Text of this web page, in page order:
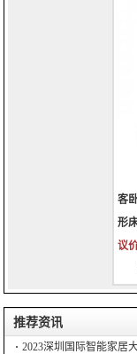
客
形
议
推荐资讯
2023深圳国际智能家居